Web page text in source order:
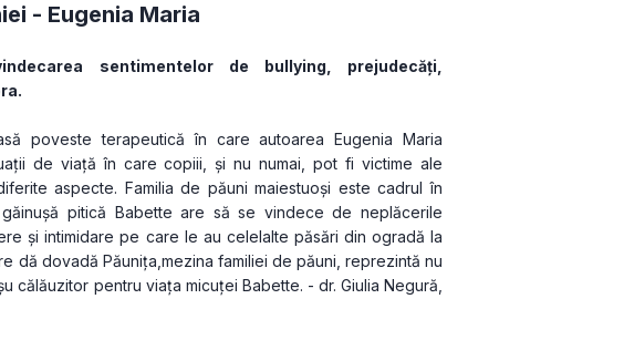
- Eugenia Maria
sentimentelor de bullying, prejudecăți,
poveste terapeutică în care autoarea Eugenia Maria
de viață în care copiii, și nu numai, pot fi victime ale
aspecte. Familia de păuni maiestuoși este cadrul în
pitică Babette are să se vindece de neplăcerile
și intimidare pe care le au celelalte păsări din ogradă la
dă dovadă Păunița,mezina familiei de păuni, reprezintă nu
călăuzitor pentru viața micuței Babette. - dr. Giulia Negură,